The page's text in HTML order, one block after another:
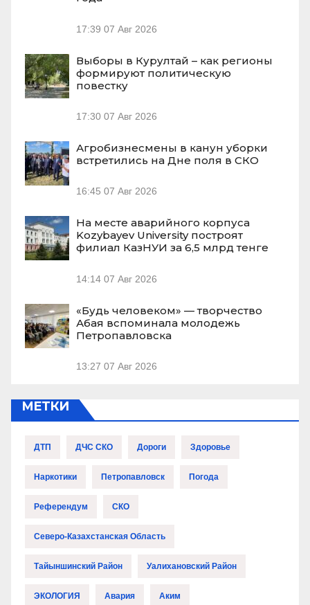
17:39 07 Авг 2026
Выборы в Курултай – как регионы
формируют политическую
повестку
17:30 07 Авг 2026
Агробизнесмены в канун уборки
встретились на Дне поля в СКО
16:45 07 Авг 2026
На месте аварийного корпуса
Kozybayev University построят
филиал КазНУИ за 6,5 млрд тенге
14:14 07 Авг 2026
«Будь человеком» — творчество
Абая вспоминала молодежь
Петропавловска
13:27 07 Авг 2026
МЕТКИ
ДТП ДЧС СКО Дороги Здоровье
Наркотики Петропавловск Погода
Референдум СКО
Северо-Казахстанская Область
Тайыншинский Район Уалихановский Район
ЭКОЛОГИЯ Авария Аким